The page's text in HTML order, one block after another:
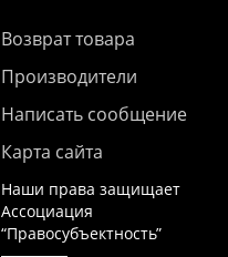
Возврат товара
Производители
Написать сообщение
Карта сайта
Наши права защищает
Ассоциация
“Правосубъектность”